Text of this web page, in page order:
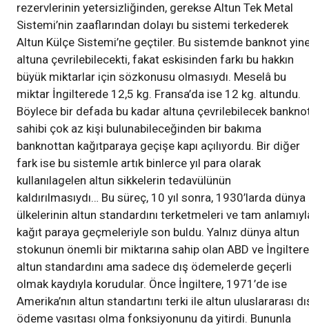
rezervlerinin yetersizliğinden, gerekse Altun Tek Metal
Sistemi’nin zaaflarından dolayı bu sistemi terkederek
Altun Külçe Sistemi’ne geçtiler. Bu sistemde banknot
altuna çevrilebilecekti, fakat eskisinden farkı bu hakkın
büyük miktarlar için sözkonusu olmasıydı. Meselâ bu
miktar İngilterede 12,5 kg. Fransa’da ise 12 kg. altundu.
Böylece bir defada bu kadar altuna çevrilebilecek
sahibi çok az kişi bulunabileceğinden bir bakıma
banknottan kağıtparaya geçişe kapı açılıyordu. Bir diğer
fark ise bu sistemle artık binlerce yıl para olarak
kullanılagelen altun sikkelerin tedavülünün
kaldırılmasıydı… Bu süreç, 10 yıl sonra, 1930’larda dünya
ülkelerinin altun standardını terketmeleri ve tam
kağıt paraya geçmeleriyle son buldu. Yalnız dünya altun
stokunun önemli bir miktarına sahip olan ABD ve İngiltere
altun standardını ama sadece dış ödemelerde geçerli
olmak kaydıyla korudular. Önce İngiltere, 1971’de ise
Amerika’nın altun standartını terki ile altun uluslararası
ödeme vasıtası olma fonksiyonunu da yitirdi. Bununla